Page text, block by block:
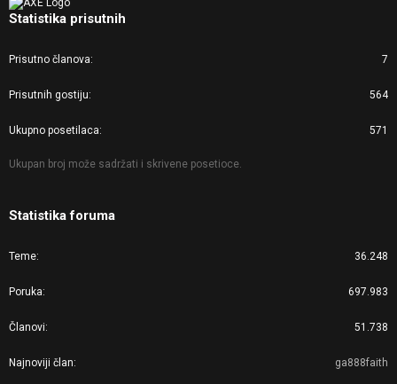
Statistika prisutnih
Prisutno članova 7
Prisutnih gostiju 564
Ukupno posetilaca 571
Ukupan broj može sadržati i skrivene posetioce.
Statistika foruma
Teme 36.248
Poruka 697.983
Članovi 51.738
Najnoviji član ga888faith